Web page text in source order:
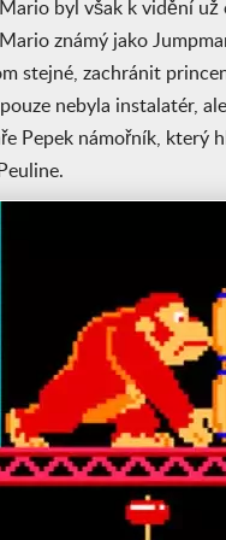
byl však k vidění už
známý jako
stejné, zachránit
nebyla instalatér,
Pepek námořník, který